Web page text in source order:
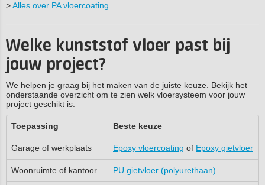
>Alles over PA vloercoating
Welke kunststof vloer past bij
jouw project?
We helpen je graag bij het maken van de juiste keuze. Bekijk het
onderstaande overzicht om te zien welk vloersysteem voor jouw
project geschikt is.
Toepassing Beste keuze
Garage of werkplaats Epoxy vloercoating of Epoxy gietvloer
Woonruimte of kantoor PU gietvloer (polyurethaan)